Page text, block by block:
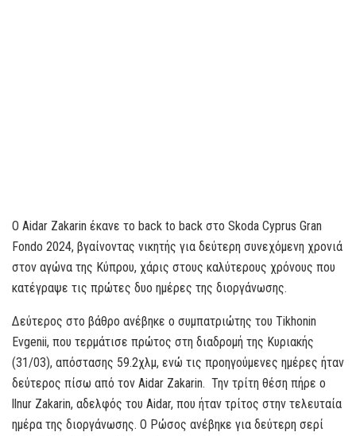
Ο Aidar Zakarin έκανε το back to back στο Skoda Cyprus Gran
Fondo 2024, βγαίνοντας νικητής για δεύτερη συνεχόμενη χρονιά
στον αγώνα της Κύπρου, χάρις στους καλύτερους χρόνους που
κατέγραψε τις πρώτες δυο ημέρες της διοργάνωσης.
Δεύτερος στο βάθρο ανέβηκε ο συμπατριώτης του Tikhonin
Evgenii, που τερμάτισε πρώτος στη διαδρομή της Κυριακής
(31/03), απόστασης 59.2χλμ, ενώ τις προηγούμενες ημέρες ήταν
δεύτερος πίσω από τον Aidar Zakarin. Την τρίτη θέση πήρε ο
llnur Zakarin, αδελφός του Aidar, που ήταν τρίτος στην τελευταία
ημέρα της διοργάνωσης. Ο Ρώσος ανέβηκε για δεύτερη σερί